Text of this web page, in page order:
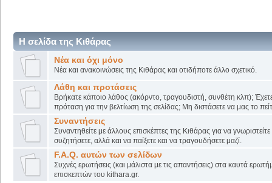
Η σελίδα της Κιθάρας
Νέα και όχι μόνο
Νέα και ανακοινώσεις της Κιθάρας και οτιδήποτε άλλο σχετικό.
Λάθη και προτάσεις
Βρήκατε κάποιο λάθος (ακόρντο, τραγουδιστή, συνθέτη κλπ);
πρόταση για την βελτίωση της σελίδας; Μη διστάσετε να μας το
Συναντήσεις
Συναντηθείτε με άλλους επισκέπτες της Κιθάρας για να
συζητήσετε, αλλά και να παίξετε και να τραγουδήσετε μαζί.
F.A.Q. αυτών των σελίδων
Συχνές ερωτήσεις (και μάλιστα με τις απαντήσεις) στα καυτά
επισκεπτών του kithara.gr.